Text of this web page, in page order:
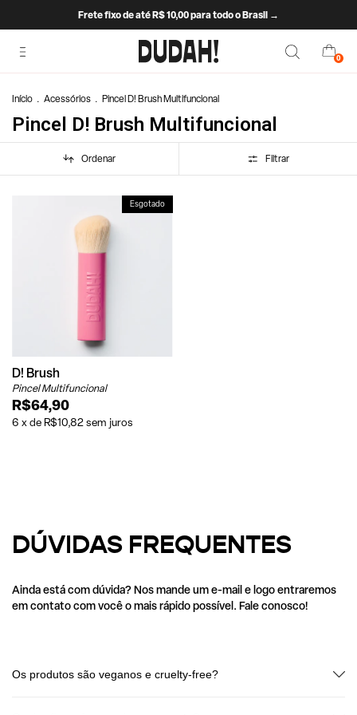
Frete fixo de até R$ 10,00 para todo o Brasil →
0
Início . Acessórios . Pincel D! Brush Multifuncional
Pincel D! Brush Multifuncional
Ordenar Filtrar
Esgotado
D! Brush
Pincel Multifuncional
R$64,90
6 xde R$10,82 sem juros
DÚVIDAS FREQUENTES
Ainda está com dúvida? Nos mande um e-mail e logo entraremos
em contato com você o mais rápido possível. Fale conosco!
Os produtos são veganos e cruelty-free?